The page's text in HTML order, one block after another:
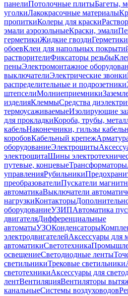
панелиПотолочные плитыБагеты,
уголкиЛакокрасочные материалы
пропиткиКолеры для краски
эмали аэрозольныеКраски, эмали
герметикиЖидкие гвоздиГерметики
обоевКлеи для напольных
растворителиФиксаторы резьбы
пеныЭлектромонтажное
выключателиЭлектрические звонки
распределительные и подрозетники
штепселиМолниеприемники
изделияКлеммыСредства
термоусаживаемыеИзолирующие
для прокладкиКороба, трубы,
кабельНаконечники, гильзы
коробовКабельный крепеж
оборудованиеЭлектрощиты
электрощитаШины
путевые, концевыеТрансформаторы
управленияРубильники
преобразователиПускатели
автоматикаВыключатели
нагрузкиКонтакторы
оборудованиеУЗИПАвтоматика
двигателяДифференциальные
автоматыУЗОКонденсаторы
электродвигателейАксессуары для
автоматикиСветотехника
освещениеСветодиодные ленты
светильникиТрековые светильники
светотехникиАксессуары для
лентВентиляцияВентиляторы
канальныеСистемы воздуховодов